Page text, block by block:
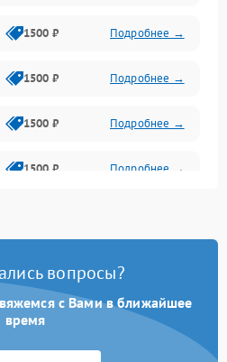
и аккумулятором
корпусом и другие
1500 ₽ Подробнее →
1500 ₽ Подробнее →
1500 ₽ Подробнее →
1500 ₽ Подробнее →
вопросы?
с Вами в ближайшее
время